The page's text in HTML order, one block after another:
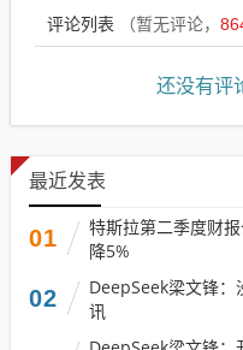
评论列表 （暂无评论，
还没有评
最近发表
01
特斯拉第二季度财
降5%
02
DeepSeek梁文锋
讯